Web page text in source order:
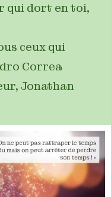
qui dort en toi,
ceux qui
Correa
Jonathan